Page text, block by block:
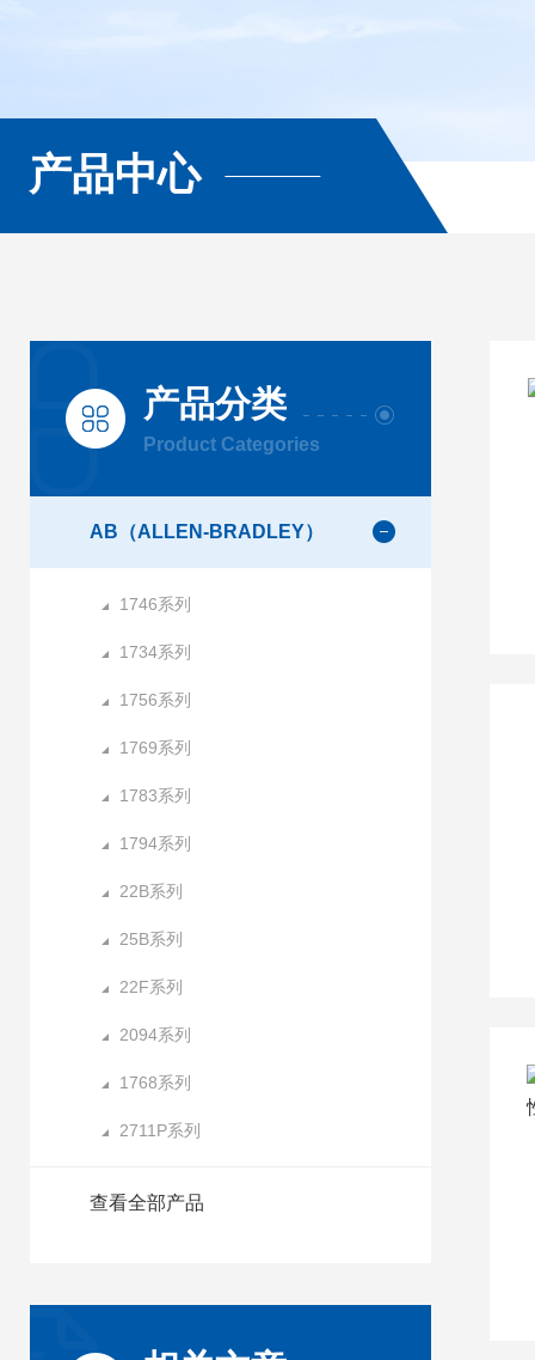
产品中心
产品分类
Product Categories
AB（ALLEN-BRADLEY）
1746系列
1734系列
1756系列
1769系列
1783系列
1794系列
22B系列
25B系列
22F系列
2094系列
1768系列
2711P系列
查看全部产品